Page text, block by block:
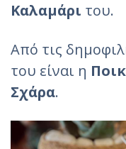
Καλαμάρι του.
Από τις
του είναι η
Σχάρα.